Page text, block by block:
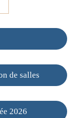
de salles
2026